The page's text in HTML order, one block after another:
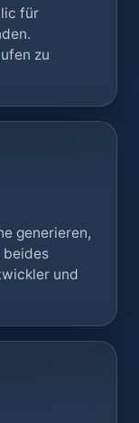
für
zu
generieren,
beides
und